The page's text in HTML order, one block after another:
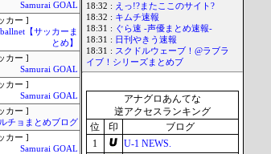
Samurai GOAL
カー ]
【サッカーま
とめ】
カー ]
Samurai GOAL
カー ]
Samurai GOAL
カー ]
チョまとめブログ
カー ]
Samurai GOAL
18:32 : えっ!?またここのサイト?
18:32 : キムチ速報
18:31 : ぐら速 -声優まとめ速報-
18:31 : 日刊やきう速報
18:31 : スクドルウェーブ！@ラブラ
イブ！シリーズまとめブ
アナグロあんてな
逆アクセスランキング
位
印
ブログ
1
U-1 NEWS.